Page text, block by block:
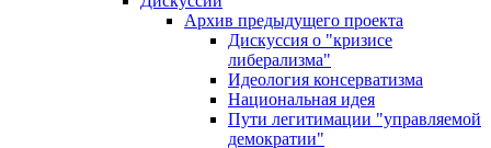
Архив предыдущего проекта
Дискуссия о "кризисе
либерализма"
Идеология консерватизма
Национальная идея
Пути легитимации "управляемой
демократии"